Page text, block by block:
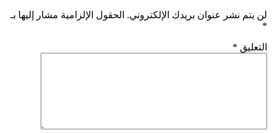
لن يتم نشر عنوان بريدك الإلكتروني. الحقول الإلزامية مشار إليها بـ
*
التعليق *